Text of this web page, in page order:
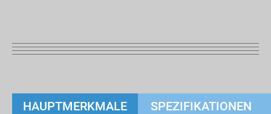
HAUPTMERKMALE SPEZIFIKATIONEN